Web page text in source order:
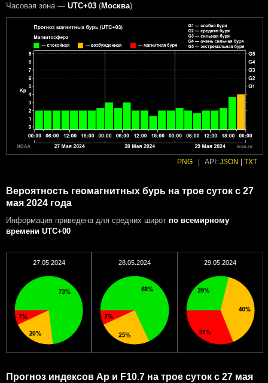
Часовая зона — UTC+03 (Москва)
PNG API: JSON TXT
Вероятность геомагнитных бурь на трое суток с 27
мая 2024 года
Информация приведена для средних широт по всемирному
времени UTC+00
27.05.2024 28.05.2024 29.05.2024
Прогноз индексов Ap и F10.7 на трое суток с 27 мая